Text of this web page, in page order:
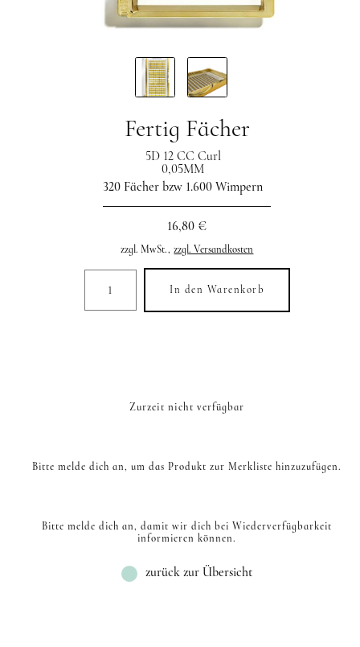
Fertig Fächer
5D 12 CC Curl
0,05MM
320 Fächer bzw 1.600 Wimpern
16,80 €
zzgl. MwSt., zzgl. Versandkosten
In den Warenkorb
Zurzeit nicht verfügbar
Bitte melde dich an, um das Produkt zur Merkliste hinzuzufügen.
Bitte melde dich an, damit wir dich bei Wiederverfügbarkeit
informieren können.
zurück zur Übersicht